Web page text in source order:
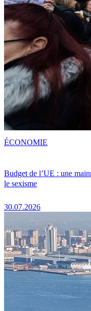
Budget de l’UE : une
le sexisme
30.07.2026
ÉCONOMIE